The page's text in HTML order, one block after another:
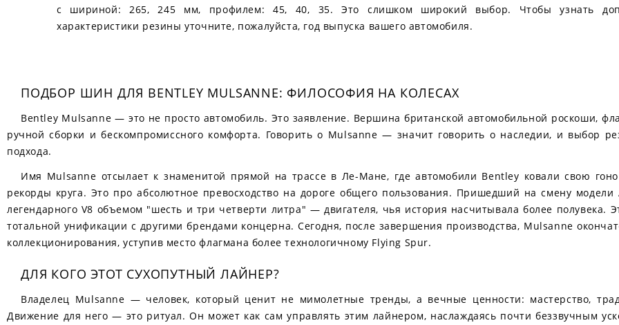
с шириной: 265, 245 мм, профилем: 45, 40, 35. Это слишком широкий выбор. Чтобы узнать
характеристики резины уточните, пожалуйста, год выпуска вашего автомобиля.
ПОДБОР ШИН ДЛЯ BENTLEY MULSANNE: ФИЛОСОФИЯ НА КОЛЕСАХ
Bentley Mulsanne — это не просто автомобиль. Это заявление. Вершина британской автомобильной роскоши,
ручной сборки и бескомпромиссного комфорта. Говорить о Mulsanne — значит говорить о наследии, и выбор
подхода.
Имя Mulsanne отсылает к знаменитой прямой на трассе в Ле-Мане, где автомобили Bentley ковали свою
рекорды круга. Это про абсолютное превосходство на дороге общего пользования. Пришедший на смену
легендарного V8 объемом "шесть и три четверти литра" — двигателя, чья история насчитывала более
тотальной унификации с другими брендами концерна. Сегодня, после завершения производства, Mulsanne
коллекционирования, уступив место флагмана более технологичному Flying Spur.
ДЛЯ КОГО ЭТОТ СУХОПУТНЫЙ ЛАЙНЕР?
Владелец Mulsanne — человек, который ценит не мимолетные тренды, а вечные ценности: мастерство,
Движение для него — это ритуал. Он может как сам управлять этим лайнером, наслаждаясь почти беззвучным